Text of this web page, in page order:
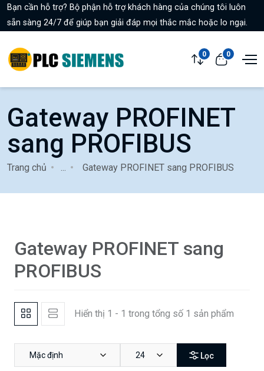
Bạn cần hỗ trợ? Bộ phận hỗ trợ khách hàng của chúng tôi luôn
sẵn sàng 24/7 để giúp bạn giải đáp mọi thắc mắc hoặc lo ngại.
0 0
Gateway PROFINET
sang PROFIBUS
Trang chủ Gateway PROFINET sang PROFIBUS
Gateway PROFINET sang
PROFIBUS
Hiển thị 1 - 1 trong tổng số 1 sản phẩm
Mặc định 24 Lọc